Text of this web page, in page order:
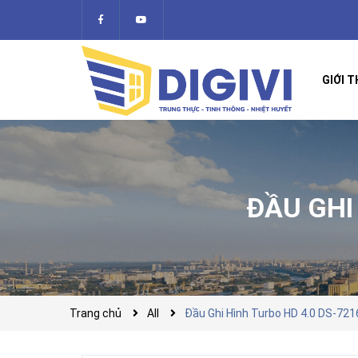
GIỚI
ĐẦU
Trang chủ All Đầu Ghi Hình Turbo HD 4.0 DS-